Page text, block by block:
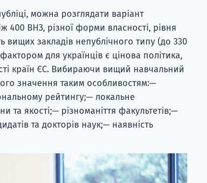
можна розглядати варіант
400 ВНЗ, різної форми власності, рівня
вищих закладів непублічного типу (до 330
для українців є цінова політика,
країн ЄС. Вибираючи вищий навчальний
значення таким особливостям:—
рейтингу;— локальне
та якості;— різноманіття факультетів;—
та докторів наук;— наявність